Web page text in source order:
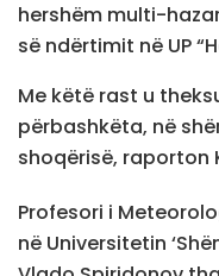
hershëm multi-
së ndërtimit në UP
Me këtë rast u
përbashkëta, në
shoqërisë, raporton
Profesori i
në Universitetin